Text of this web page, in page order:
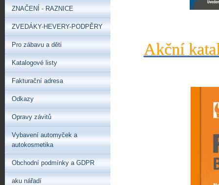
Akční
ZNAČENÍ - RAZNICE
ZVEDÁKY-HEVERY-PODPĚRY
Pro zábavu a děti
Katalogové listy
Fakturační adresa
Odkazy
Opravy závitů
Vybavení automyček a
autokosmetika
Obchodní podmínky a GDPR
aku nářadí